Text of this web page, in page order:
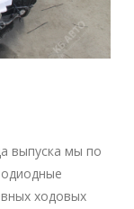
выпуска мы по
ходовых